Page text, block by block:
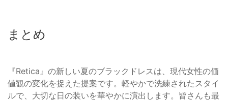
まとめ
『Retica』の新しい夏のブラックドレスは、現代女性の価
値観の変化を捉えた提案です。軽やかで洗練されたスタイ
ルで、大切な日の装いを華やかに演出します。皆さんも最